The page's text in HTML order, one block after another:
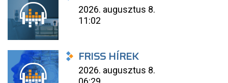
2026. augusztus 8.
11:02
FRISS HÍREK
2026. augusztus 8.